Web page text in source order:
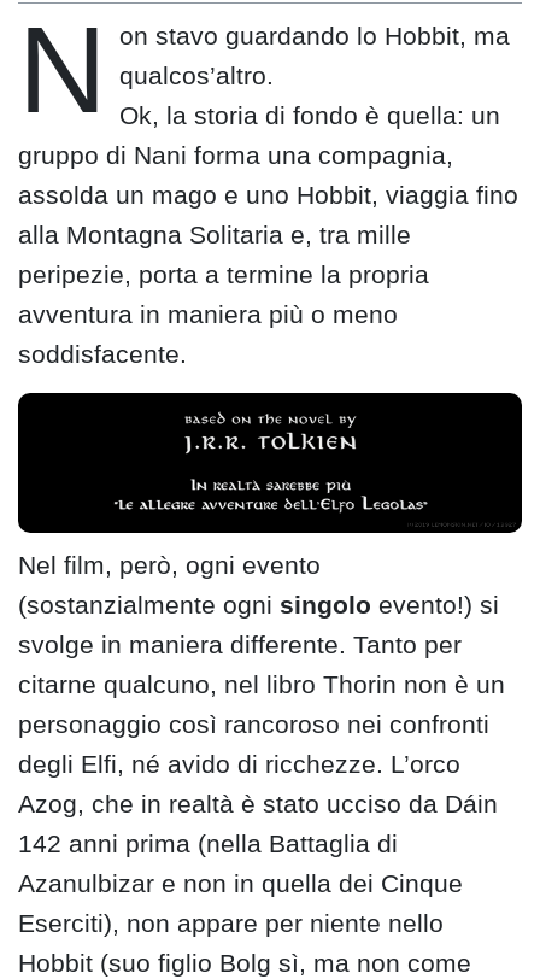
N
on stavo guardando lo Hobbit, ma
qualcos’altro.
Ok, la storia di fondo è quella: un
gruppo di Nani forma una compagnia,
assolda un mago e uno Hobbit, viaggia fino
alla Montagna Solitaria e, tra mille
peripezie, porta a termine la propria
avventura in maniera più o meno
soddisfacente.
Nel film, però, ogni evento
(sostanzialmente ogni singolo evento!) si
svolge in maniera differente. Tanto per
citarne qualcuno, nel libro Thorin non è un
personaggio così rancoroso nei confronti
degli Elfi, né avido di ricchezze. L’orco
Azog, che in realtà è stato ucciso da Dáin
142 anni prima (nella Battaglia di
Azanulbizar e non in quella dei Cinque
Eserciti), non appare per niente nello
Hobbit (suo figlio Bolg sì, ma non come